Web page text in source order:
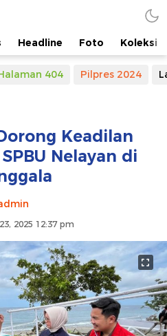
Headline Foto Koleksi
404 Pilpres 2024
Keadilan
Nelayan di
2025 12:37 pm